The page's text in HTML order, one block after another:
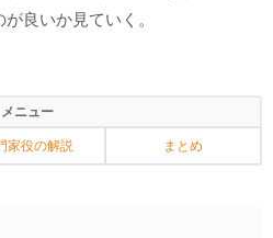
良いか見ていく。
メニュー
家役の解説 まとめ